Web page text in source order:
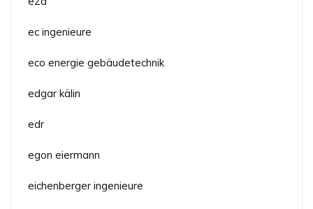
ec ingenieure
eco energie gebäudetechnik
edgar kälin
edr
egon eiermann
eichenberger ingenieure